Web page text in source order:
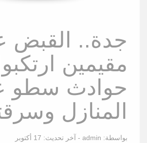
مقيمين ارتكبوا
حوادث سطو
المنازل
بواسطة: admin - آخر تحديث: 17 أكتوبر